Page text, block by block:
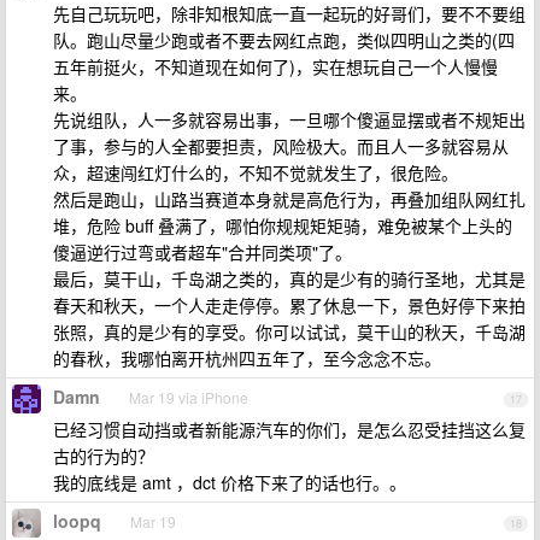
先自己玩玩吧，除非知根知底一直一起玩的好哥们，要不不要组
队。跑山尽量少跑或者不要去网红点跑，类似四明山之类的(四
五年前挺火，不知道现在如何了)，实在想玩自己一个人慢慢
来。
先说组队，人一多就容易出事，一旦哪个傻逼显摆或者不规矩出
了事，参与的人全都要担责，风险极大。而且人一多就容易从
众，超速闯红灯什么的，不知不觉就发生了，很危险。
然后是跑山，山路当赛道本身就是高危行为，再叠加组队网红扎
堆，危险 buff 叠满了，哪怕你规规矩矩骑，难免被某个上头的
傻逼逆行过弯或者超车"合并同类项"了。
最后，莫干山，千岛湖之类的，真的是少有的骑行圣地，尤其是
春天和秋天，一个人走走停停。累了休息一下，景色好停下来拍
张照，真的是少有的享受。你可以试试，莫干山的秋天，千岛湖
的春秋，我哪怕离开杭州四五年了，至今念念不忘。
17
Damn Mar 19 via iPhone
已经习惯自动挡或者新能源汽车的你们，是怎么忍受挂挡这么复
古的行为的？
我的底线是 amt ，dct 价格下来了的话也行。。
18
loopq Mar 19